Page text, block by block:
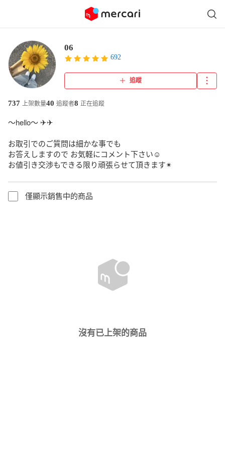
06
692
追蹤
737 上架數量40 追蹤者8 正在追蹤
〜hello〜 ✈︎✈︎
お取引でのご質問は細かな事でも
お答えしますので お気軽にコメント下さい☺︎
お値引き交渉もできる限り頑張らせて頂きます✴︎
僅顯示銷售中的商品
沒有已上架的商品